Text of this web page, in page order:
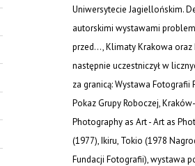
Uniwersytecie Jagiellońskim.
autorskimi wystawami
przed..., Klimaty Krakowa oraz
następnie uczestniczył w
za granicą: Wystawa Fotografii
Pokaz Grupy Roboczej,
Photography as Art - Art as
(1977), Ikiru, Tokio (1978
Fundacji Fotografii), wystawa